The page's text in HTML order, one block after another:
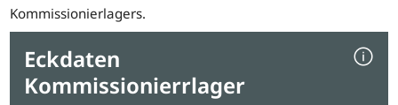
Kommissionierlagers.
Eckdaten
Kommissionierrlager